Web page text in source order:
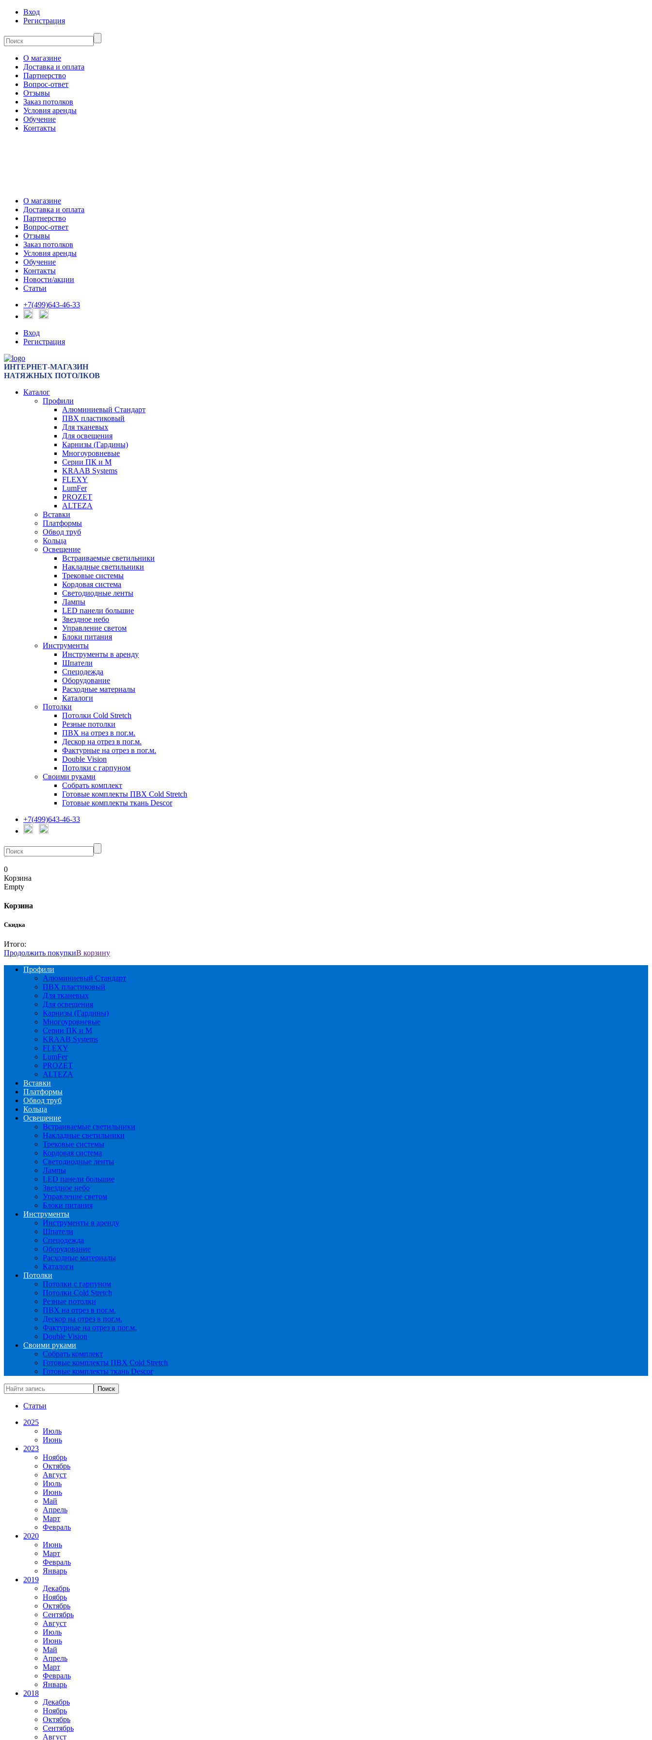
Вход
Регистрация
О магазине
Доставка и оплата
Партнерство
Вопрос-ответ
Отзывы
Заказ потолков
Условия аренды
Обучение
Контакты
О магазине
Доставка и оплата
Партнерство
Вопрос-ответ
Отзывы
Заказ потолков
Условия аренды
Обучение
Контакты
Новости/акции
Статьи
+7(499)643-46-33
Вход
Регистрация
ИНТЕРНЕТ-МАГАЗИН
НАТЯЖНЫХ ПОТОЛКОВ
Каталог
Профили
Алюминиевый Стандарт
ПВХ пластиковый
Для тканевых
Для освещения
Карнизы (Гардины)
Многоуровневые
Серии ПК и М
KRAAB Systems
FLEXY
LumFer
PROZET
ALTEZA
Вставки
Платформы
Обвод труб
Кольца
Освещение
Встраиваемые светильники
Накладные светильники
Трековые системы
Кордовая система
Светодиодные ленты
Лампы
LED панели большие
Звездное небо
Управление светом
Блоки питания
Инструменты
Инструменты в аренду
Шпатели
Спецодежда
Оборудование
Расходные материалы
Каталоги
Потолки
Потолки Cold Stretch
Резные потолки
ПВХ на отрез в пог.м.
Дескор на отрез в пог.м.
Фактурные на отрез в пог.м.
Double Vision
Потолки с гарпуном
Своими руками
Собрать комплект
Готовые комплекты ПВХ Cold Stretch
Готовые комплекты ткань Descor
+7(499)643-46-33
0
Корзина
Empty
Корзина
Скидка
Итого:
Продолжить покупкиВ корзину
Профили
Алюминиевый Стандарт
ПВХ пластиковый
Для тканевых
Для освещения
Карнизы (Гардины)
Многоуровневые
Серии ПК и М
KRAAB Systems
FLEXY
LumFer
PROZET
ALTEZA
Вставки
Платформы
Обвод труб
Кольца
Освещение
Встраиваемые светильники
Накладные светильники
Трековые системы
Кордовая система
Светодиодные ленты
Лампы
LED панели большие
Звездное небо
Управление светом
Блоки питания
Инструменты
Инструменты в аренду
Шпатели
Спецодежда
Оборудование
Расходные материалы
Каталоги
Потолки
Потолки с гарпуном
Потолки Cold Stretch
Резные потолки
ПВХ на отрез в пог.м.
Дескор на отрез в пог.м.
Фактурные на отрез в пог.м.
Double Vision
Своими руками
Собрать комплект
Готовые комплекты ПВХ Cold Stretch
Готовые комплекты ткань Descor
Статьи
2025
Июль
Июнь
2023
Ноябрь
Октябрь
Август
Июль
Июнь
Май
Апрель
Март
Февраль
2020
Июнь
Март
Февраль
Январь
2019
Декабрь
Ноябрь
Октябрь
Сентябрь
Август
Июль
Июнь
Май
Апрель
Март
Февраль
Январь
2018
Декабрь
Ноябрь
Октябрь
Сентябрь
Август